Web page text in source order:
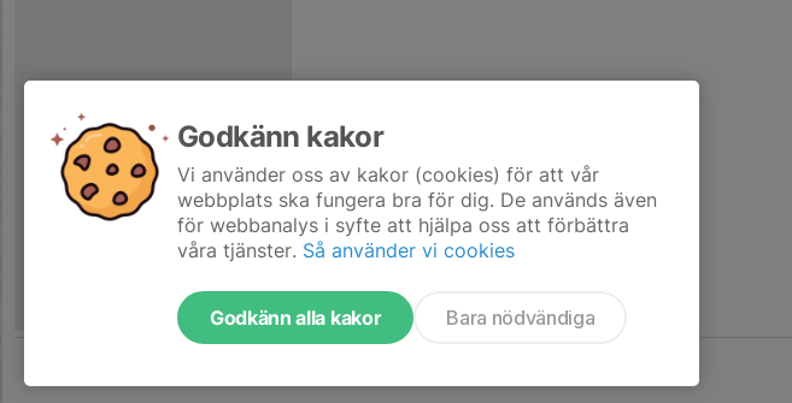
Godkänn kakor
Vi använder oss av kakor (cookies) för att vår
webbplats ska fungera bra för dig. De används även
för webbanalys i syfte att hjälpa oss att förbättra
våra tjänster. Så använder vi cookies
Godkänn alla kakor Bara nödvändiga